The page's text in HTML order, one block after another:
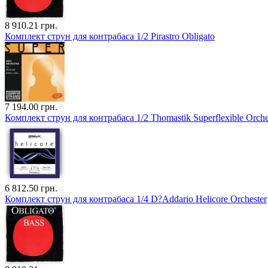
8 910.21 грн.
Комплект струн для контрабаса 1/2 Pirastro Obligato
7 194.00 грн.
Комплект струн для контрабаса 1/2 Thomastik Superflexible
6 812.50 грн.
Комплект струн для контрабаса 1/4 D?Addario Helicore Orchester